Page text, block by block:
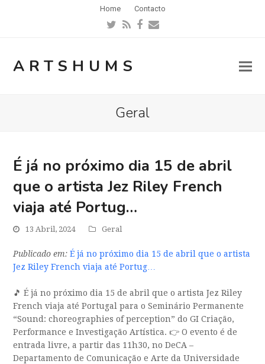
Home Contacto
Twitter
RSSFacebook
Email
ARTSHUMS
Geral
É já no próximo dia 15 de abril
que o artista Jez Riley French
viaja até Portug…
13 Abril, 2024 Geral
Publicado em: É já no próximo dia 15 de abril que o artista
Jez Riley French viaja até Portug…
🎵 É já no próximo dia 15 de abril que o artista Jez Riley
French viaja até Portugal para o Seminário Permanente
“Sound: choreographies of perception” do GI Criação,
Performance e Investigação Artística. 👉 O evento é de
entrada livre, a partir das 11h30, no DeCA –
Departamento de Comunicação e Arte da Universidade